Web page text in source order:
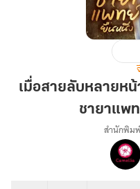
สายลับ
หลาย
อย่าง
มา
เมื่อสายลับหลายหน้
ชายาแพ
สำนักพิม